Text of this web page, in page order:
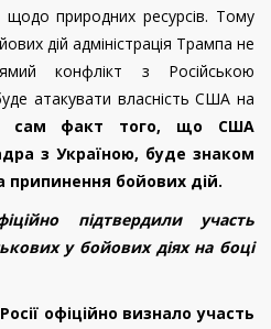
щодо природних ресурсів. Тому
дій адміністрація Трампа не
конфлікт з Російською
атакувати власність США на
сам факт того, що США
з Україною, буде знаком
бойових дій.
підтвердили участь
у бойових діях на боці
офіційно визнало участь